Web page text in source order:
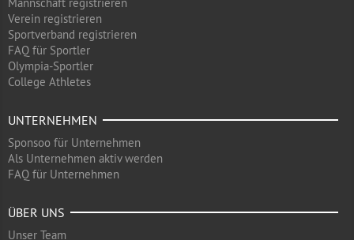
Verein registrieren
Sportverband registrieren
FAQ für Sportler
Olympia-Sportler
College Athletes
UNTERNEHMEN
Sponsoo für Unternehmen
Als Unternehmen aktiv werden
FAQ für Unternehmen
ÜBER UNS
Unser Team